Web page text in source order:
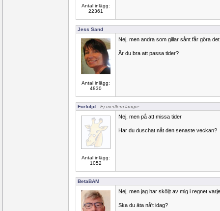
Antal inlägg:
22361
Jess Sand
Antal inlägg:
4830
Nej, men andra som gillar sånt får göra det
Är du bra att passa tider?
Förföljd - Ej medlem längre
Antal inlägg:
1052
Nej, men på att missa tider
Har du duschat nåt den senaste veckan?
BetaBAM
Nej, men jag har sköljt av mig i regnet
Ska du äta nå't idag?